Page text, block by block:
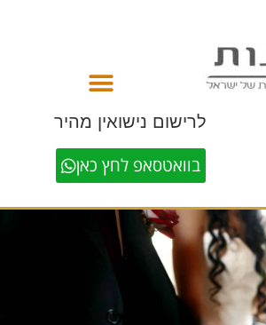
לרישום נישואין מהיר
בוואטסאפ לחץ כאן